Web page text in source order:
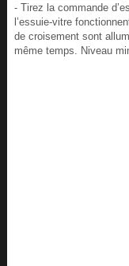
- Tirez la commande
l’essuie-vitre
de croisement sont
même temps. Niveau